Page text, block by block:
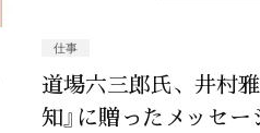
仕事
道場六三郎氏、井村
知』に贈ったメッセー